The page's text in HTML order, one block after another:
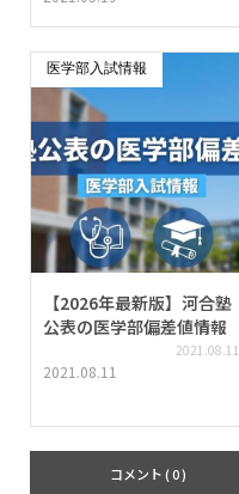
医学部入試情報
【2026年最新版】河合塾
公表の医学部偏差値情報
2021.08.11
2021.08.11
コメント ( 0 )